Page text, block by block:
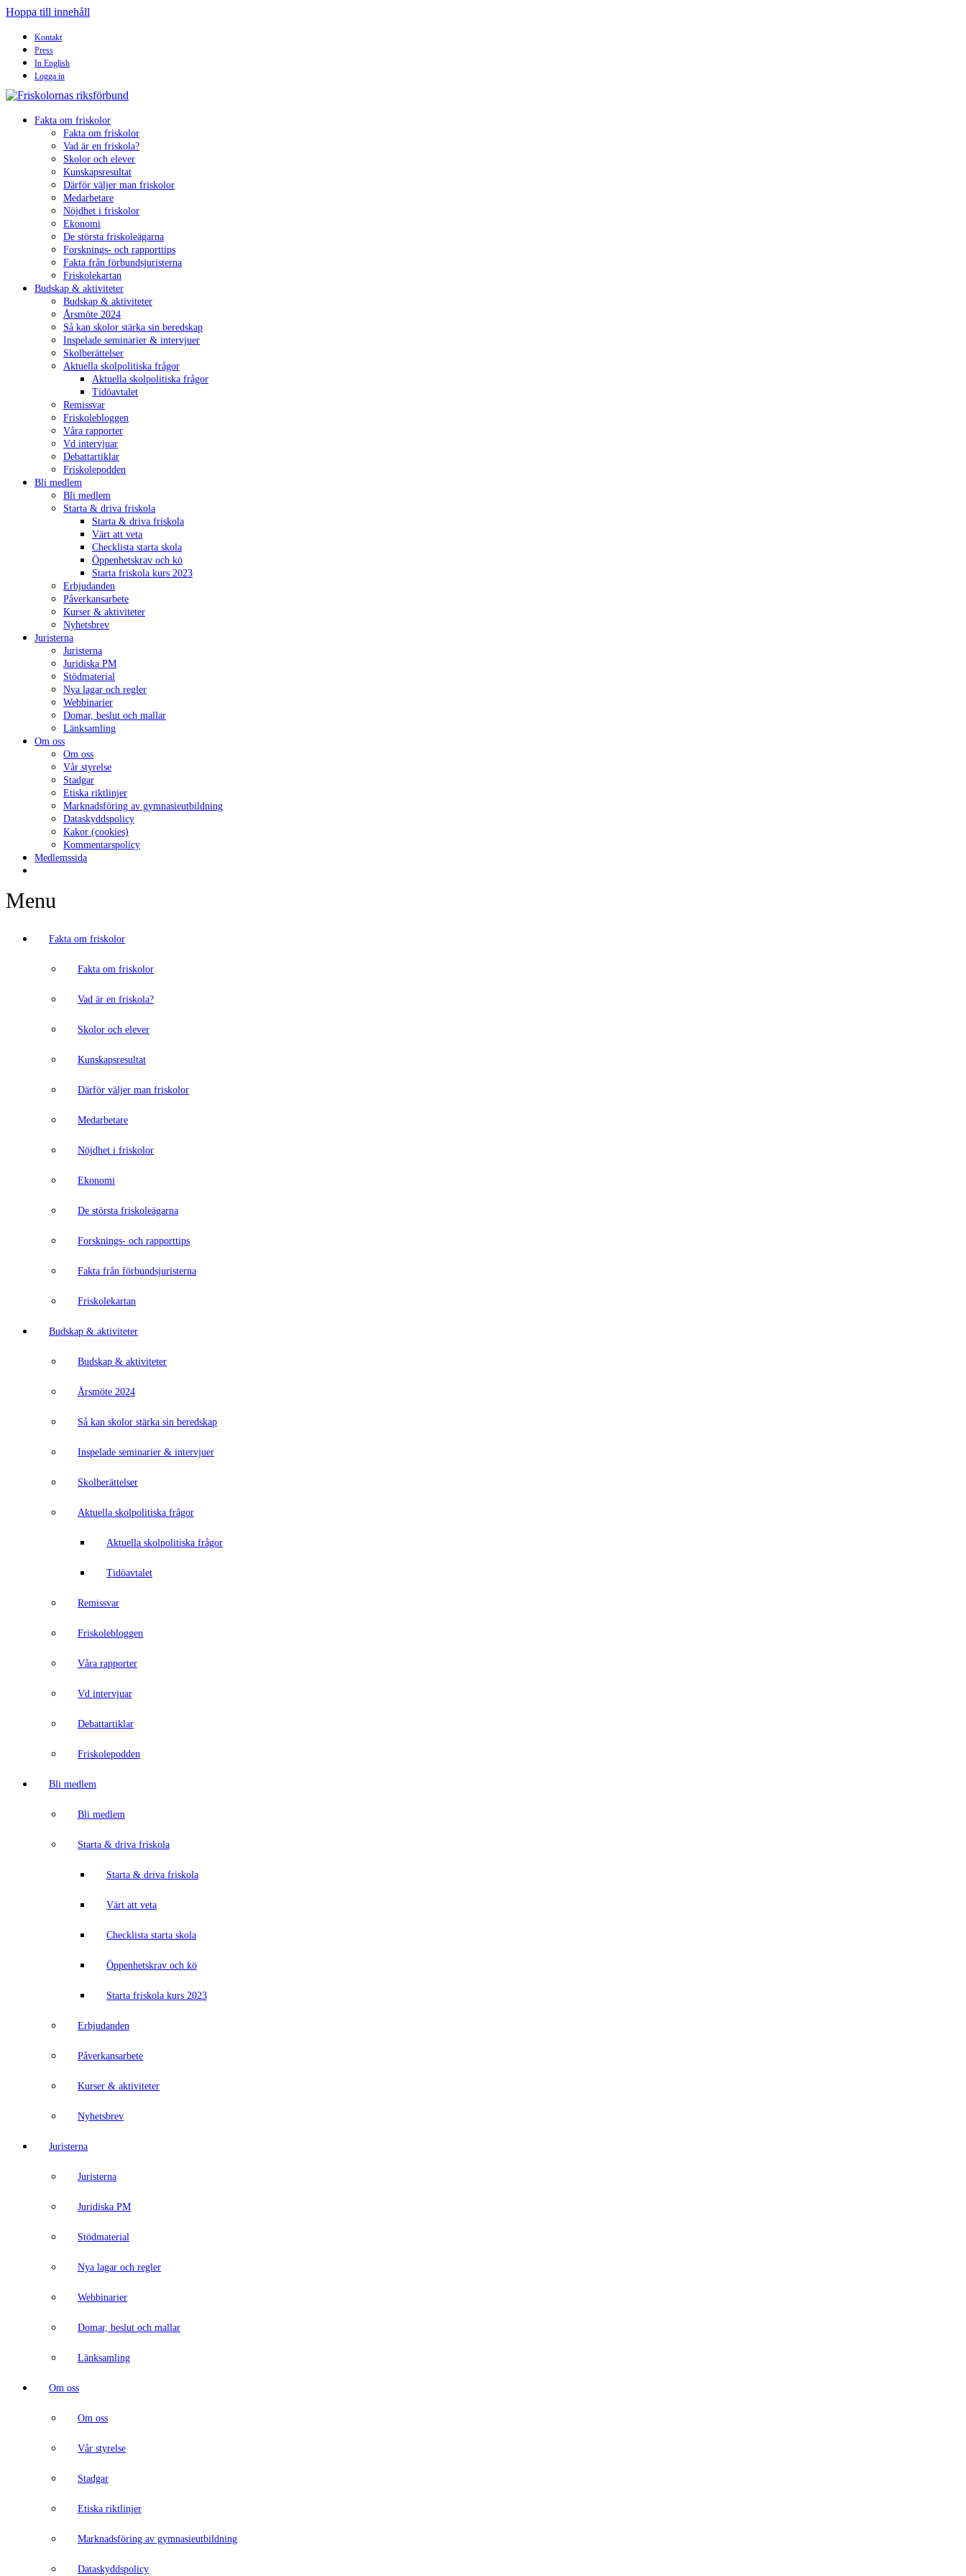
Hoppa till innehåll
Kontakt
Press
In English
Logga in
Fakta om friskolor
Fakta om friskolor
Vad är en friskola?
Skolor och elever
Kunskapsresultat
Därför väljer man friskolor
Medarbetare
Nöjdhet i friskolor
Ekonomi
De största friskoleägarna
Forsknings- och rapporttips
Fakta från förbundsjuristerna
Friskolekartan
Budskap & aktiviteter
Budskap & aktiviteter
Årsmöte 2024
Så kan skolor stärka sin beredskap
Inspelade seminarier & intervjuer
Skolberättelser
Aktuella skolpolitiska frågor
Aktuella skolpolitiska frågor
Tidöavtalet
Remissvar
Friskolebloggen
Våra rapporter
Vd intervjuar
Debattartiklar
Friskolepodden
Bli medlem
Bli medlem
Starta & driva friskola
Starta & driva friskola
Värt att veta
Checklista starta skola
Öppenhetskrav och kö
Starta friskola kurs 2023
Erbjudanden
Påverkansarbete
Kurser & aktiviteter
Nyhetsbrev
Juristerna
Juristerna
Juridiska PM
Stödmaterial
Nya lagar och regler
Webbinarier
Domar, beslut och mallar
Länksamling
Om oss
Om oss
Vår styrelse
Stadgar
Etiska riktlinjer
Marknadsföring av gymnasieutbildning
Dataskyddspolicy
Kakor (cookies)
Kommentarspolicy
Medlemssida
Menu
Fakta om friskolor
Fakta om friskolor
Vad är en friskola?
Skolor och elever
Kunskapsresultat
Därför väljer man friskolor
Medarbetare
Nöjdhet i friskolor
Ekonomi
De största friskoleägarna
Forsknings- och rapporttips
Fakta från förbundsjuristerna
Friskolekartan
Budskap & aktiviteter
Budskap & aktiviteter
Årsmöte 2024
Så kan skolor stärka sin beredskap
Inspelade seminarier & intervjuer
Skolberättelser
Aktuella skolpolitiska frågor
Aktuella skolpolitiska frågor
Tidöavtalet
Remissvar
Friskolebloggen
Våra rapporter
Vd intervjuar
Debattartiklar
Friskolepodden
Bli medlem
Bli medlem
Starta & driva friskola
Starta & driva friskola
Värt att veta
Checklista starta skola
Öppenhetskrav och kö
Starta friskola kurs 2023
Erbjudanden
Påverkansarbete
Kurser & aktiviteter
Nyhetsbrev
Juristerna
Juristerna
Juridiska PM
Stödmaterial
Nya lagar och regler
Webbinarier
Domar, beslut och mallar
Länksamling
Om oss
Om oss
Vår styrelse
Stadgar
Etiska riktlinjer
Marknadsföring av gymnasieutbildning
Dataskyddspolicy